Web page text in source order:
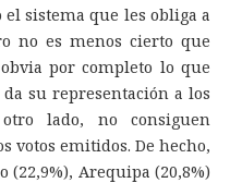
sistema que les obliga a
no es menos cierto que
por completo lo que
su representación a los
lado, no consiguen
votos emitidos. De hecho,
(22,9%), Arequipa (20,8%)